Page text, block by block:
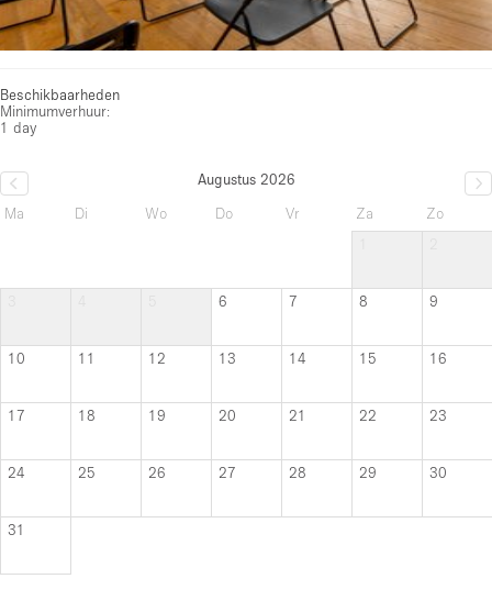
Beschikbaarheden
Minimumverhuur:
1 day
Augustus 2026
Ma
Di Wo Do Vr Za
Zo
6 7 8 9
10 11 12 13 14 15 16
17 18 19 20 21 22 23
24 25 26 27 28 29 30
31